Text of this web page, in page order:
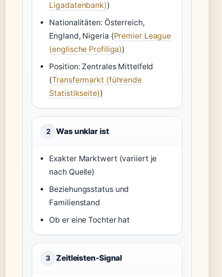
Ligadatenbank))
Nationalitäten: Österreich,
England, Nigeria (Premier League
(englische Profiliga))
Position: Zentrales Mittelfeld
(Transfermarkt (führende
Statistikseite))
2 Was unklar ist
Exakter Marktwert (variiert je
nach Quelle)
Beziehungsstatus und
Familienstand
Ob er eine Tochter hat
3 Zeitleisten-Signal